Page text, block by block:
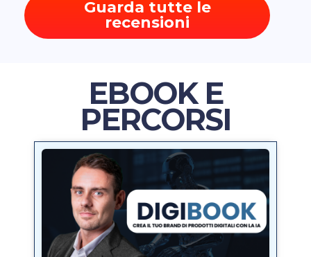
Guarda tutte le
recensioni
EBOOK E
PERCORSI